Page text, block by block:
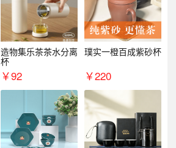
造物集乐茶茶水分离
杯
￥92
璞实一橙百成紫砂杯
￥220